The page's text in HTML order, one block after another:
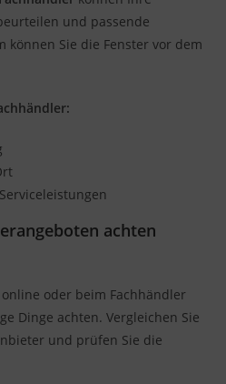
und passende
können Sie die Fenster vor dem
achten
oder beim Fachhändler
Dinge achten. Vergleichen Sie
und prüfen Sie die